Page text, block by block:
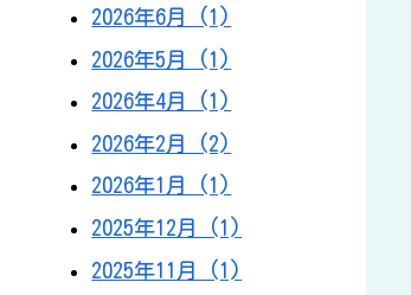
2026年6月 (1)
2026年5月 (1)
2026年4月 (1)
2026年2月 (2)
2026年1月 (1)
2025年12月 (1)
2025年11月 (1)